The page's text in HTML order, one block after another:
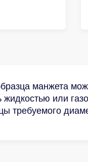
манжета
жидкостью или
требуемого